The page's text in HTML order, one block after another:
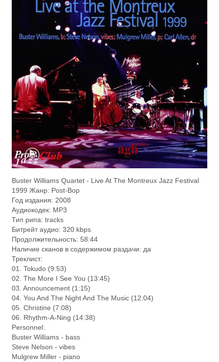
Buster Williams Quartet - Live At The Montreux Jazz Festival
1999 Жанр: Post-Bop
Год издания: 2008
Аудиокодек: MP3
Тип рипа: tracks
Битрейт аудио: 320 kbps
Продолжительность: 58:44
Наличие сканов в содержимом раздачи: да
Треклист:
01. Tokudo (9:53)
02. The More I See You (13:45)
03. Announcement (1:15)
04. You And The Night And The Music (12:04)
05. Christine (7:08)
06. Rhythm-A-Ning (14:38)
Personnel:
Buster Williams - bass
Steve Nelson - vibes
Mulgrew Miller - piano